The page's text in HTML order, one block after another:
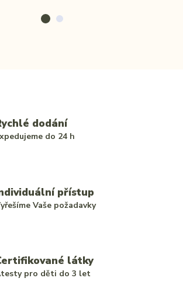
dodání
do 24 h
přístup
Vaše požadavky
látky
pro děti do 3 let